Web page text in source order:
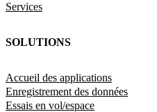
Services
SOLUTIONS
Accueil des applications
Enregistrement des données
Essais en vol/espace